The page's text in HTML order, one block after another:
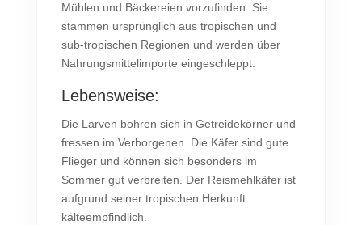
Mühlen und Bäckereien vorzufinden. Sie
stammen ursprünglich aus tropischen und
sub-tropischen Regionen und werden über
Nahrungsmittelimporte eingeschleppt.
Lebensweise:
Die Larven bohren sich in Getreidekörner und
fressen im Verborgenen. Die Käfer sind gute
Flieger und können sich besonders im
Sommer gut verbreiten. Der Reismehlkäfer ist
aufgrund seiner tropischen Herkunft
kälteempfindlich.